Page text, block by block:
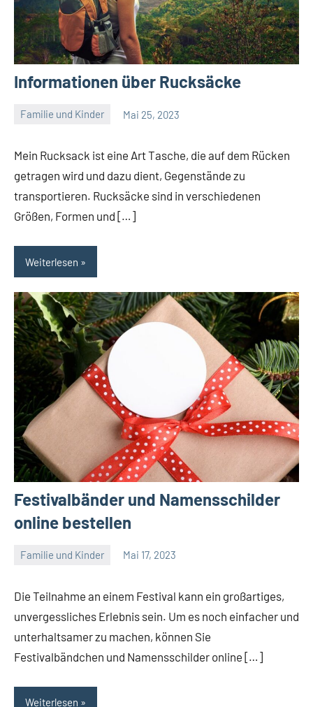
Informationen über Rucksäcke
Familie und Kinder Mai 25, 2023
Mein Rucksack ist eine Art Tasche, die auf dem Rücken
getragen wird und dazu dient, Gegenstände zu
transportieren. Rucksäcke sind in verschiedenen
Größen, Formen und […]
Weiterlesen
Festivalbänder und Namensschilder
online bestellen
Familie und Kinder Mai 17, 2023
Die Teilnahme an einem Festival kann ein großartiges,
unvergessliches Erlebnis sein. Um es noch einfacher und
unterhaltsamer zu machen, können Sie
Festivalbändchen und Namensschilder online […]
Weiterlesen